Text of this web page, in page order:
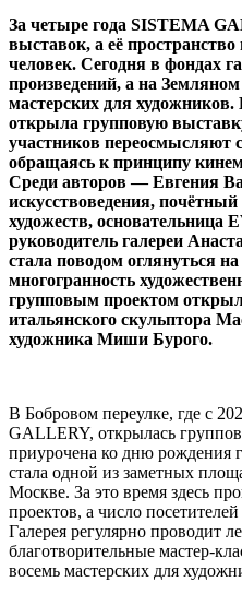
За четыре года SISTEMA
выставок, а её
человек. Сегодня в фондах
произведений, а на
мастерских для
открыла групповую
участников переосмысляют
обращаясь к принципу
Среди авторов — Евгения
искусствоведения,
художеств, основательница
руководитель галереи
стала поводом оглянуться
многогранность
групповым проектом
итальянского скульптора
художника Миши Бурого.
В Бобровом переулке, где с
GALLERY, открылась
приурочена ко дню рождения
стала одной из заметных
Москве. За это время здесь
проектов, а число
Галерея регулярно проводит
благотворительные мастер-
восемь мастерских для